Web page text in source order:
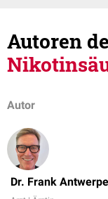
Autoren
Autor
Dr. Frank